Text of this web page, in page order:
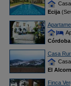
Ecija
Córdoba
Casa
El
Finca